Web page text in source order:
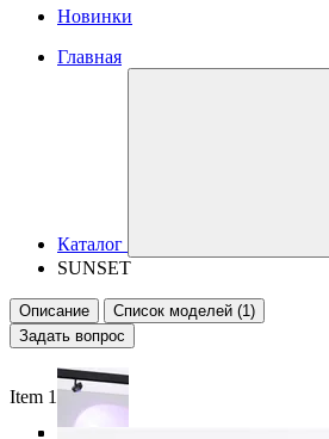
Новинки
Главная
Каталог
SUNSET
Описание
Список моделей (1)
Задать вопрос
Item 1 of 5